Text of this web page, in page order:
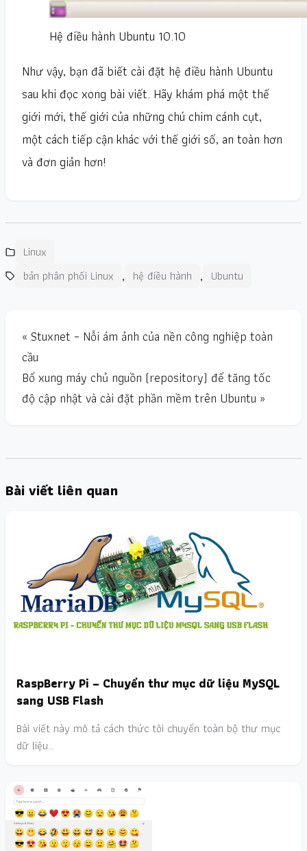
Hệ điều hành Ubuntu 10.10
Như vậy, bạn đã biết cài đặt hệ điều hành Ubuntu
sau khi đọc xong bài viết. Hãy khám phá một thế
giới mới, thế giới của những chú chim cánh cụt,
một cách tiếp cận khác với thế giới số, an toàn hơn
và đơn giản hơn!
Linux
bản phân phối Linux , hệ điều hành , Ubuntu
« Stuxnet – Nỗi ám ảnh của nền công nghiệp toàn
cầu
Bổ xung máy chủ nguồn (repository) để tăng tốc
độ cập nhật và cài đặt phần mềm trên Ubuntu »
Bài viết liên quan
RaspBerry Pi – Chuyển thư mục dữ liệu MySQL
sang USB Flash
Bài viết này mô tả cách thức tôi chuyển toàn bộ thư mục
dữ liệu…